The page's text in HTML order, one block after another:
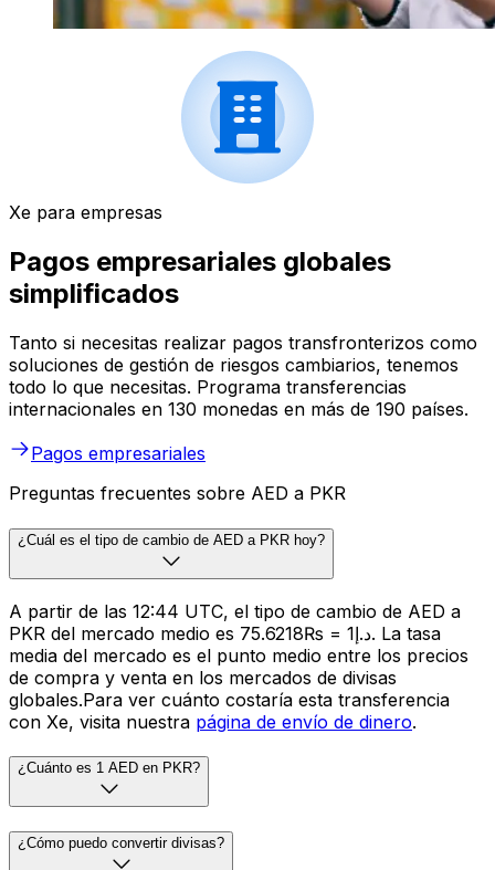
Xe para empresas
Pagos empresariales globales
simplificados
Tanto si necesitas realizar pagos transfronterizos como
soluciones de gestión de riesgos cambiarios, tenemos
todo lo que necesitas. Programa transferencias
internacionales en 130 monedas en más de 190 países.
Pagos empresariales
Preguntas frecuentes sobre AED a PKR
¿Cuál es el tipo de cambio de AED a PKR hoy?
A partir de las 12:44 UTC, el tipo de cambio de AED a
PKR del mercado medio es د.إ1 = ₨75.6218. La tasa
media del mercado es el punto medio entre los precios
de compra y venta en los mercados de divisas
globales.Para ver cuánto costaría esta transferencia
con Xe, visita nuestra página de envío de dinero.
¿Cuánto es 1 AED en PKR?
¿Cómo puedo convertir divisas?